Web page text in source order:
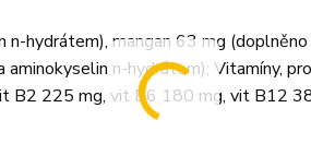
hydrátem), mangan 63 mg
n-hydrátem); Vitamíny,
B2 225 mg, vit B6 180 mg, vit B12